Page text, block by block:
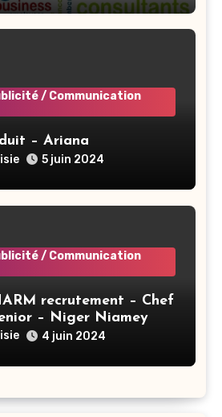
/ Communication
– Ariana
5 juin 2024
/ Communication
recrutement – Chef
– Niger Niamey
4 juin 2024